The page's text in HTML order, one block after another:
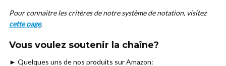
Pour connaitre les critères de notre système de notation, visitez
cette page.
Vous voulez soutenir la chaîne?
► Quelques uns de nos produits sur Amazon: